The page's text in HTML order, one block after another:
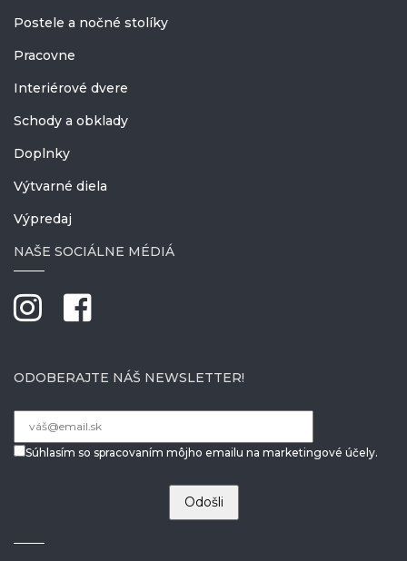
Postele a nočné stolíky
Pracovne
Interiérové dvere
Schody a obklady
Doplnky
Výtvarné diela
Výpredaj
NAŠE SOCIÁLNE MÉDIÁ
ODOBERAJTE NÁŠ NEWSLETTER!
Súhlasím so spracovaním môjho emailu na marketingové účely.